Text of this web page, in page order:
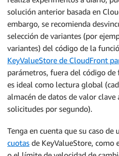
solución anterior basada en
embargo, se recomienda
selección de variantes (por
variantes) del código de la
KeyValueStore de CloudFront
parámetros, fuera del código de
es ideal como lectura global
almacén de datos de valor clave
solicitudes por segundo).
Tenga en cuenta que su caso de
cuotas de KeyValueStore, como